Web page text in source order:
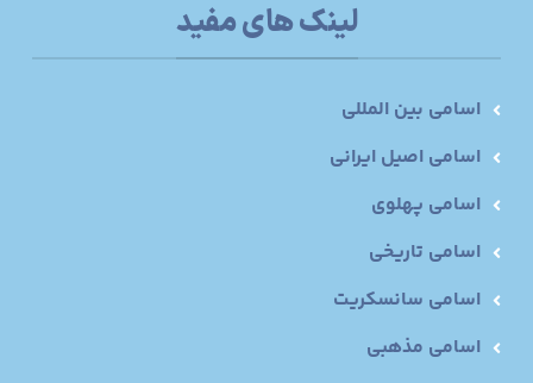
لینک های مفید
اسامی بین المللی
اسامی اصیل ایرانی
اسامی پهلوی
اسامی تاریخی
اسامی سانسکریت
اسامی مذهبی